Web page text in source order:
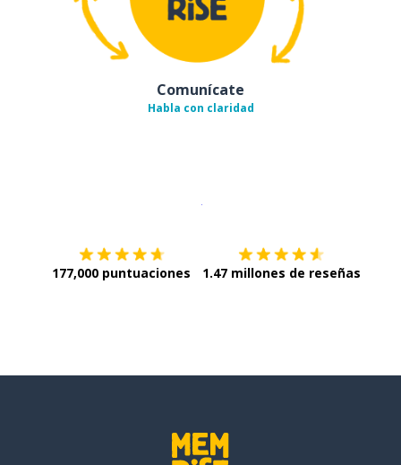
Comunícate
Habla con claridad
177,000 puntuaciones 1.47 millones de reseñas